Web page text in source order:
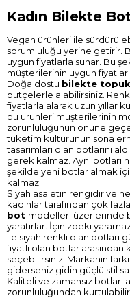
Kadın Bilekte
Vegan ürünleri ile
sorumluluğu yerine getirir.
uygun fiyatlarla sunar. Bu
müşterilerinin uygun
Doğa dostu bilekte
bütçelerle alabilirsiniz.
fiyatlarla alarak uzun yıllar
bu ürünleri müşterilerinin
zorunluluğunun önüne
tüketim kültürünün sona
tasarımları olan botlarını
gerek kalmaz. Aynı botları
şekilde yeni botlar almak
kalmaz.
Siyah asaletin rengidir ve
kadınlar tarafından çok
bot modelleri üzerlerinde
yaratırlar. İçinizdeki
ile siyah renkli olan botları
fiyatlı olan botlar
seçebilirsiniz. Markanın
giderseniz gidin güçlü stil
Kaliteli ve zamansız botları
zorunluluğundan